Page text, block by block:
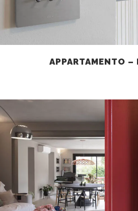
APPARTAMENTO –